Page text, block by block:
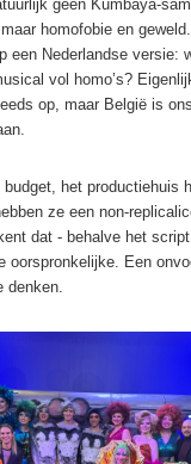
geen Kumbaya-
homofobie en
een Nederlandse versie:
vol homo’s?
op, maar België is
het productiehuis
ze een non-
dat - behalve het
oorspronkelijke. Een
denken.